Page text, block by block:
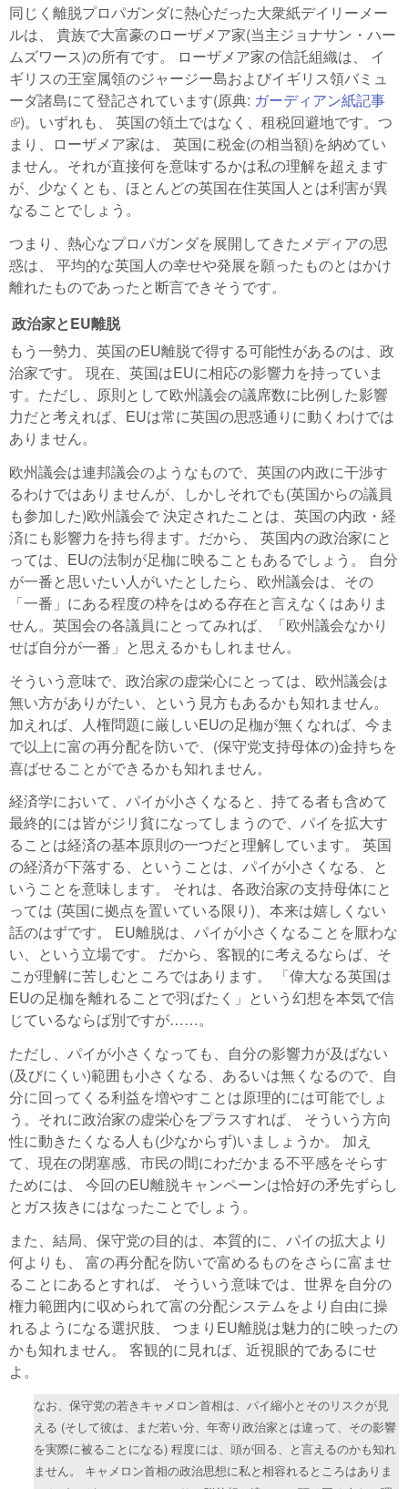
同じく離脱プロパガンダに熱心だった大衆紙デイリーメー
ルは、 貴族で大富豪のローザメア家(当主ジョナサン・ハー
ムズワース)の所有です。 ローザメア家の信託組織は、 イ
ギリスの王室属領のジャージー島およびイギリス領バミュ
ーダ諸島にて登記されています(原典: ガーディアン紙記事
(link is external)
)。いずれも、 英国の領土ではなく、租税回避地です。つ
まり、ローザメア家は、 英国に税金(の相当額)を納めてい
ません。それが直接何を意味するかは私の理解を超えます
が、少なくとも、ほとんどの英国在住英国人とは利害が異
なることでしょう。
つまり、熱心なプロパガンダを展開してきたメディアの思
惑は、 平均的な英国人の幸せや発展を願ったものとはかけ
離れたものであったと断言できそうです。
政治家とEU離脱
もう一勢力、英国のEU離脱で得する可能性があるのは、政
治家です。 現在、英国はEUに相応の影響力を持っていま
す。ただし、原則として欧州議会の議席数に比例した影響
力だと考えれば、EUは常に英国の思惑通りに動くわけでは
ありません。
欧州議会は連邦議会のようなもので、英国の内政に干渉す
るわけではありませんが、しかしそれでも(英国からの議員
も参加した)欧州議会で 決定されたことは、英国の内政・経
済にも影響力を持ち得ます。だから、 英国内の政治家にと
っては、EUの法制が足枷に映ることもあるでしょう。 自分
が一番と思いたい人がいたとしたら、欧州議会は、その
「一番」にある程度の枠をはめる存在と言えなくはありま
せん。英国会の各議員にとってみれば、「欧州議会なかり
せば自分が一番」と思えるかもしれません。
そういう意味で、政治家の虚栄心にとっては、欧州議会は
無い方がありがたい、という見方もあるかも知れません。
加えれば、人権問題に厳しいEUの足枷が無くなれば、今ま
で以上に富の再分配を防いで、(保守党支持母体の)金持ちを
喜ばせることができるかも知れません。
経済学において、パイが小さくなると、持てる者も含めて
最終的には皆がジリ貧になってしまうので、パイを拡大す
ることは経済の基本原則の一つだと理解しています。 英国
の経済が下落する、ということは、パイが小さくなる、と
いうことを意味します。 それは、各政治家の支持母体にと
っては (英国に拠点を置いている限り)、本来は嬉しくない
話のはずです。 EU離脱は、パイが小さくなることを厭わな
い、という立場です。 だから、客観的に考えるならば、そ
こが理解に苦しむところではあります。 「偉大なる英国は
EUの足枷を離れることで羽ばたく」という幻想を本気で信
じているならば別ですが……。
ただし、パイが小さくなっても、自分の影響力が及ばない
(及びにくい)範囲も小さくなる、あるいは無くなるので、自
分に回ってくる利益を増やすことは原理的には可能でしょ
う。それに政治家の虚栄心をプラスすれば、 そういう方向
性に動きたくなる人も(少なからず)いましょうか。 加え
て、現在の閉塞感、市民の間にわだかまる不平感をそらす
ためには、 今回のEU離脱キャンペーンは恰好の矛先ずらし
とガス抜きにはなったことでしょう。
また、結局、保守党の目的は、本質的に、パイの拡大より
何よりも、 富の再分配を防いで富めるものをさらに富ませ
ることにあるとすれば、 そういう意味では、世界を自分の
権力範囲内に収められて富の分配システムをより自由に操
れるようになる選択肢、 つまりEU離脱は魅力的に映ったの
かも知れません。 客観的に見れば、近視眼的であるにせ
よ。
なお、保守党の若きキャメロン首相は、パイ縮小とそのリスクが見
える (そして彼は、まだ若い分、年寄り政治家とは違って、その影響
を実際に被ることになる) 程度には、頭が回る、と言えるのかも知れ
ません。 キャメロン首相の政治思想に私と相容れるところはありま